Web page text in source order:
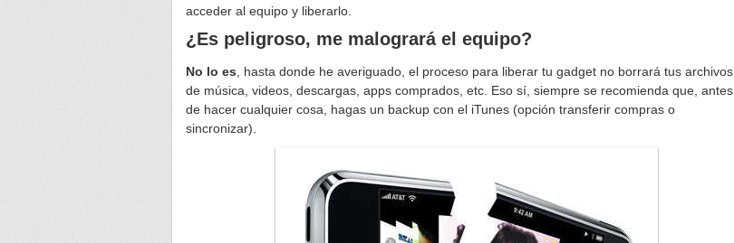
acceder al equipo y liberarlo.
¿Es peligroso, me malogrará el equipo?
No lo es , hasta donde he averiguado, el proceso para liberar tu gadget no borrará tus archivos
de música, videos, descargas, apps comprados, etc. Eso sí, siempre se recomienda que, antes
de hacer cualquier cosa, hagas un backup con el iTunes (opción transferir compras o
sincronizar).